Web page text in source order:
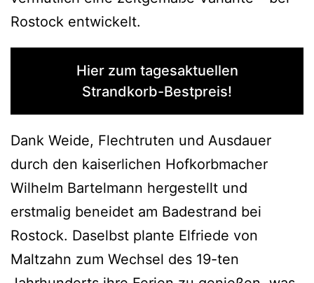
Rostock entwickelt.
Hier zum tagesaktuellen
Strandkorb-Bestpreis!
Dank Weide, Flechtruten und Ausdauer
durch den kaiserlichen Hofkorbmacher
Wilhelm Bartelmann hergestellt und
erstmalig beneidet am Badestrand bei
Rostock. Daselbst plante Elfriede von
Maltzahn zum Wechsel des 19-ten